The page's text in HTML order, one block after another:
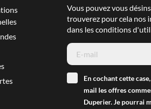
Vous pouvez vous
trouverez pour cela nos
dans les conditions
En cochant cette
mail les offres
Duperier. Je pourrai